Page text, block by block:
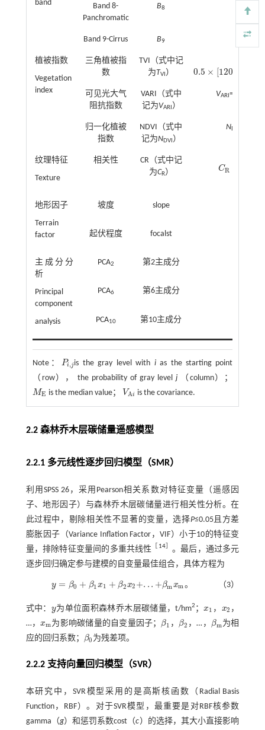
band
Band 8-
Panchromatic
B8
Band 9-Cirrus B9
植被指数
Vegetation
index
三角植被指
数
TVI（式中记
为TVI） 0.5 × [120
0.5× [120×(B
可见光大气
阻抗指数
VARI（式中
记为VARI）
VARI=
归一化植被
指数
NDVI（式中
记为NDVI）
NDVI
纹理特征
Texture
相关性
CR（式中记
为CR） CR
CR=
地形因子
Terrain
factor
坡度 slope
起伏程度 focalst
主成分分
析
Principal
component
analysis
PCA2 第2主成分
PCA6 第6主成分
PCA10 第10主成分
Note： Pi ,j
Pi,j is the gray level with ias the starting point
（row）， the probability of gray level j（column）；
ME
ME is the median value； VAi
VAi is the covariance.
2.2 森林乔木层碳储量遥感模型
2.2.1 多元线性逐步回归模型（SMR）
利用SPSS 26，采用Pearson相关系数对特征变量（遥感因
子、地形因子）与森林乔木层碳储量进行相关性分析。在
此过程中，剔除相关性不显著的变量，选择P≤0.05且方差
膨胀因子（Variance Inflation Factor，VIF）小于10的特征变
量，排除特征变量间的多重共线性
［ 14］ 。最后，通过多元
逐步回归确定参与建模的自变量最佳组合，具体方程为
y = β0 + β1x1 + β2x2 +. . . +βmxm
y= β0 +β1 x1 +β2x2 +.. .+βmxm 。 （3）
式中： y
y为单位面积森林乔木层碳储量，t/hm2 ；x1
x1 ， x2
x2 ，
…，xm
xm为影响碳储量的自变量因子； β1
β1 ， β2
β2 ，…， βm
βm 为相
应的回归系数；
β0
β0 为残差项。
2.2.2 支持向量回归模型（SVR）
本研究中，SVR模型采用的是高斯核函数（Radial Basis
Function，RBF）。对于SVR模型，最重要是对RBF核参数
gamma（g）和惩罚系数cost（c）的选择，其大小直接影响